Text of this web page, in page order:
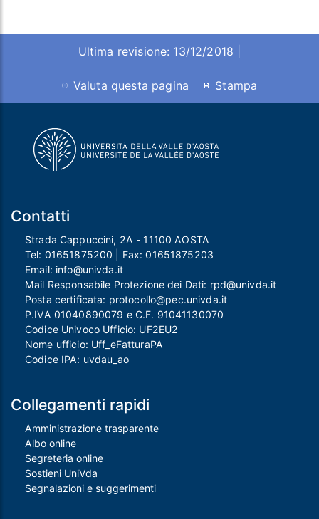
Ultima revisione: 13/12/2018 |
Valuta questa pagina Stampa
Contatti
Strada Cappuccini, 2A - 11100 AOSTA
Tel: 01651875200 | Fax:01651875203
Email: info@univda.it
Mail Responsabile Protezione dei Dati: rpd@univda.it
Posta certificata: protocollo@pec.univda.it
P.IVA 01040890079 e C.F. 91041130070
Codice Univoco Ufficio: UF2EU2
Nome ufficio: Uff_eFatturaPA
Codice IPA: uvdau_ao
Collegamenti rapidi
Amministrazione trasparente
Albo online
Segreteria online
Sostieni UniVda
Segnalazioni e suggerimenti